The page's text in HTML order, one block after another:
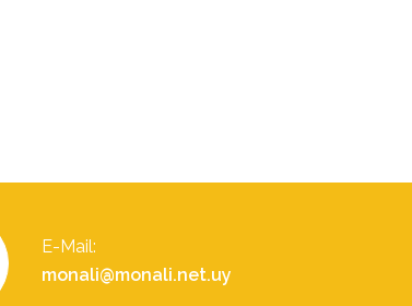
E-Mail:
monali@monali.net.uy